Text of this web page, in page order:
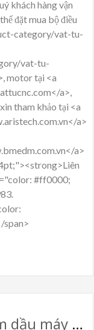
khách hàng vận
đặt mua bộ điều
category/vat-tu-
vat-tu-
motor tại <a
a>,
tham khảo tại <a
a>
a>
#ff0000;
span>
Xác định lỗi hệ thống bơm dầu máy CNC